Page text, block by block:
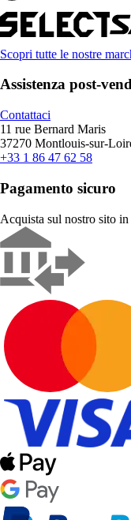
Scopri tutte le nostre
Assistenza post-
Contattaci
11 rue Bernard Maris
37270 Montlouis-sur-
+33 1 86 47 62 58
Pagamento sicuro
Acquista sul nostro sito in